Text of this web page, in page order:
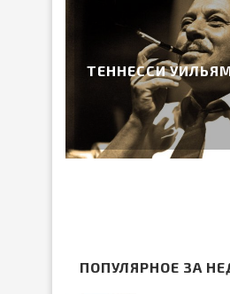
ТЕННЕССИ
ПОПУЛЯРНОЕ ЗА